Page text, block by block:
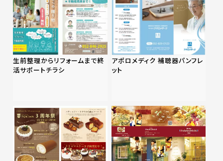
生前整理からリフォームまで終
活サポートチラシ
アポロメディク 補聴器パンフレ
ット